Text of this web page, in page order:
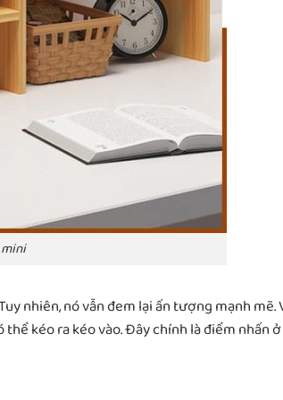
nhiên, nó vẫn đem lại ấn tượng mạnh mẽ.
kéo ra kéo vào. Đây chính là điểm nhấn ở